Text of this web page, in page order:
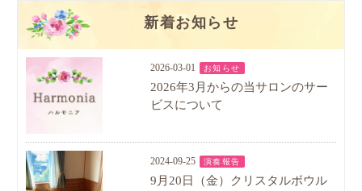
新着お知らせ
2026-03-01 お知らせ
2026年3月からの当サロンのサー
ビスについて
2024-09-25 演奏報告
9月20日（金）クリスタルボウル